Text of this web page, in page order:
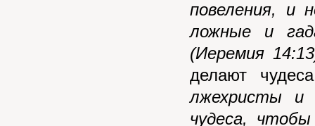
повеления, и
ложные и
(Иеремия
делают
лжехристы и
чудеса,